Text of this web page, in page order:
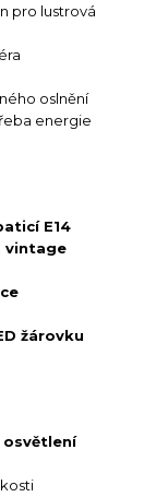
pro lustrová
oslnění
energie
E14
vintage
žárovku
osvětlení